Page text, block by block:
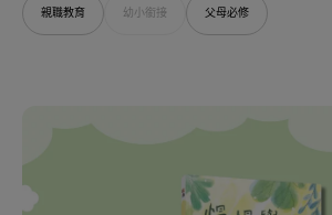
親職教育 幼小銜接 父母必修